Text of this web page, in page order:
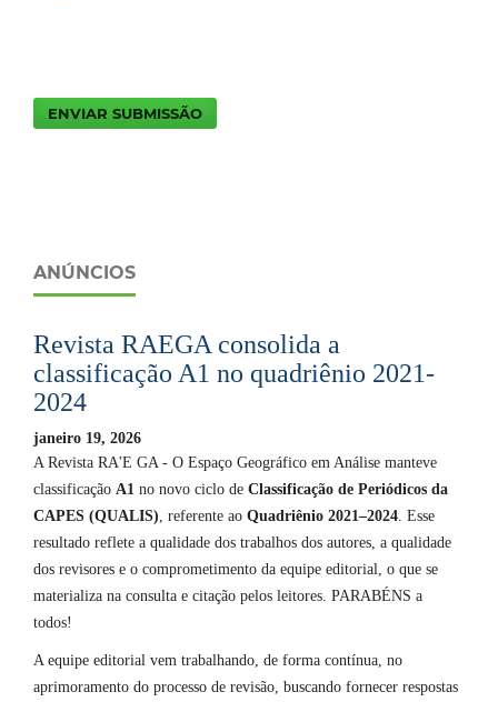
ENVIAR SUBMISSÃO
ANÚNCIOS
Revista RAEGA consolida a
classificação A1 no quadriênio 2021-
2024
janeiro 19, 2026
A Revista RA'E GA - O Espaço Geográfico em Análise manteve
classificação A1 no novo ciclo de Classificação de Periódicos da
CAPES (QUALIS), referente ao Quadriênio 2021–2024. Esse
resultado reflete a qualidade dos trabalhos dos autores, a qualidade
dos revisores e o comprometimento da equipe editorial, o que se
materializa na consulta e citação pelos leitores. PARABÉNS a
todos!
A equipe editorial vem trabalhando, de forma contínua, no
aprimoramento do processo de revisão, buscando fornecer respostas